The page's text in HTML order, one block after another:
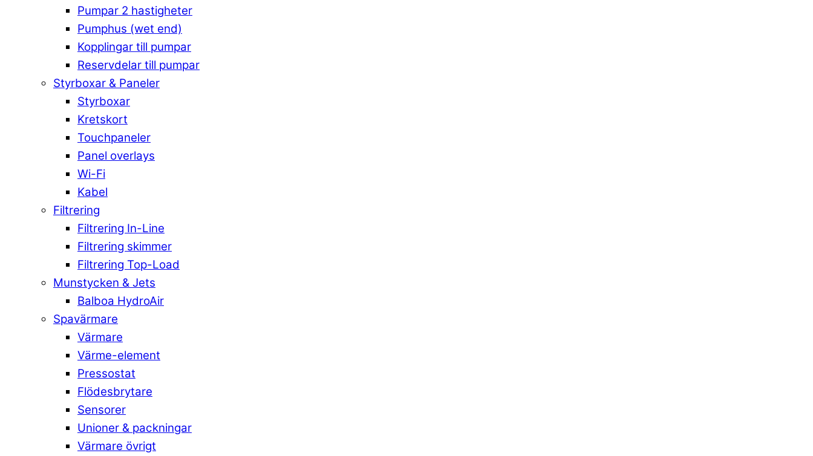
Pumpar 2 hastigheter
Pumphus (wet end)
Kopplingar till pumpar
Reservdelar till pumpar
Styrboxar & Paneler
Styrboxar
Kretskort
Touchpaneler
Panel overlays
Wi-Fi
Kabel
Filtrering
Filtrering In-Line
Filtrering skimmer
Filtrering Top-Load
Munstycken & Jets
Balboa HydroAir
Spavärmare
Värmare
Värme-element
Pressostat
Flödesbrytare
Sensorer
Unioner & packningar
Värmare övrigt